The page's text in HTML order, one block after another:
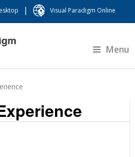
| Visual Paradigm Online
Menu